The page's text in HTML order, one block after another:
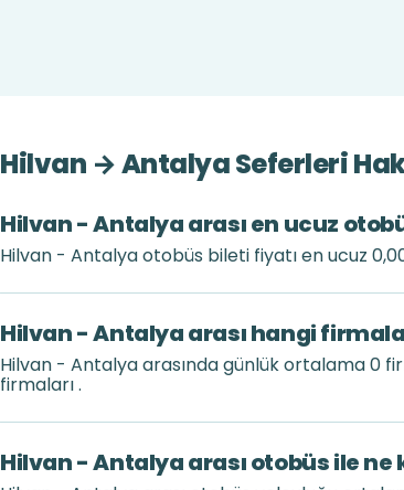
Hilvan → Antalya Seferleri
Hilvan - Antalya arası en ucuz
Hilvan - Antalya otobüs bileti fiyatı en ucuz
Hilvan - Antalya arası hangi
Hilvan - Antalya arasında günlük ortalama 0
firmaları .
Hilvan - Antalya arası otobüs ile